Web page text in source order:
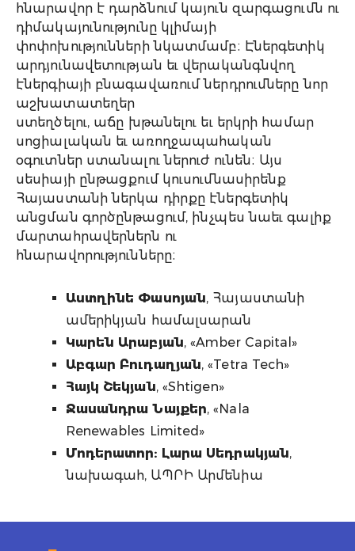
հնարավոր է դարձնում կայուն զարգացումն ու
դիմակայունությունը կլիմայի
փոփոխությունների նկատմամբ։ Էներգետիկ
արդյունավետության եւ վերականգնվող
էներգիայի բնագավառում ներդրումները նոր
աշխատատեղեր
ստեղծելու, աճը խթանելու եւ երկրի համար
սոցիալական եւ առողջապահական
օգուտներ ստանալու ներուժ ունեն։ Այս
սեսիայի ընթացքում կուսումնասիրենք
Հայաստանի ներկա դիրքը էներգետիկ
անցման գործընթացում, ինչպես նաեւ գալիք
մարտահրավերներն ու
հնարավորությունները։
Աստղինե Փասոյան, Հայաստանի
ամերիկյան համալսարան
Կարեն Արաբյան, «Amber Capital»
Աբգար Բուդաղյան, «Tetra Tech»
Հայկ Շեկյան, «Shtigen»
Ջասանդրա Նայքեր, «Nala
Renewables Limited»
Մոդերատոր: Լարա Սեդրակյան,
նախագահ, ԱՊՐԻ Արմենիա